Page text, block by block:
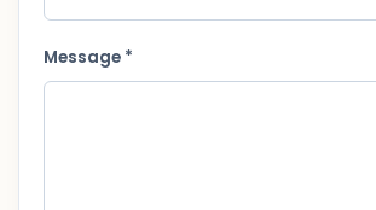
Message *